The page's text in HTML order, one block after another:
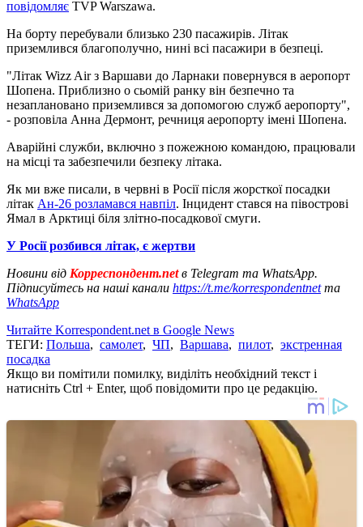
повідомляє TVP Warszawa.
На борту перебували близько 230 пасажирів. Літак
приземлився благополучно, нині всі пасажири в безпеці.
"Літак Wizz Air з Варшави до Ларнаки повернувся в аеропорт
Шопена. Приблизно о сьомій ранку він безпечно та
незаплановано приземлився за допомогою служб аеропорту",
- розповіла Анна Дермонт, речниця аеропорту імені Шопена.
Аварійні служби, включно з пожежною командою, працювали
на місці та забезпечили безпеку літака.
Як ми вже писали, в червні в Росії після жорсткої посадки
літак Ан-26 розламався навпіл. Інцидент стався на півострові
Ямал в Арктиці біля злітно-посадкової смуги.
У Росії розбився літак, є жертви
Новини від Корреспондент.netв Telegram та WhatsApp.
Підписуйтесь на наші канали https://t.me/korrespondentnetта
WhatsApp
Читайте Korrespondent.net в Google News
ТЕГИ: Польша, самолет, ЧП, Варшава, пилот, экстренная
посадка
Якщо ви помітили помилку, виділіть необхідний текст і
натисніть Ctrl + Enter, щоб повідомити про це редакцію.